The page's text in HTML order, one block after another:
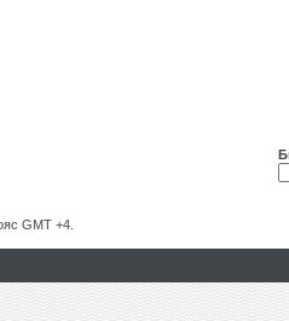
GMT +4.